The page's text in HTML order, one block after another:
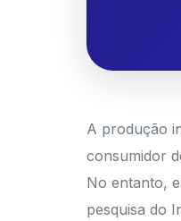
A produção
consumidor
No entanto,
pesquisa do